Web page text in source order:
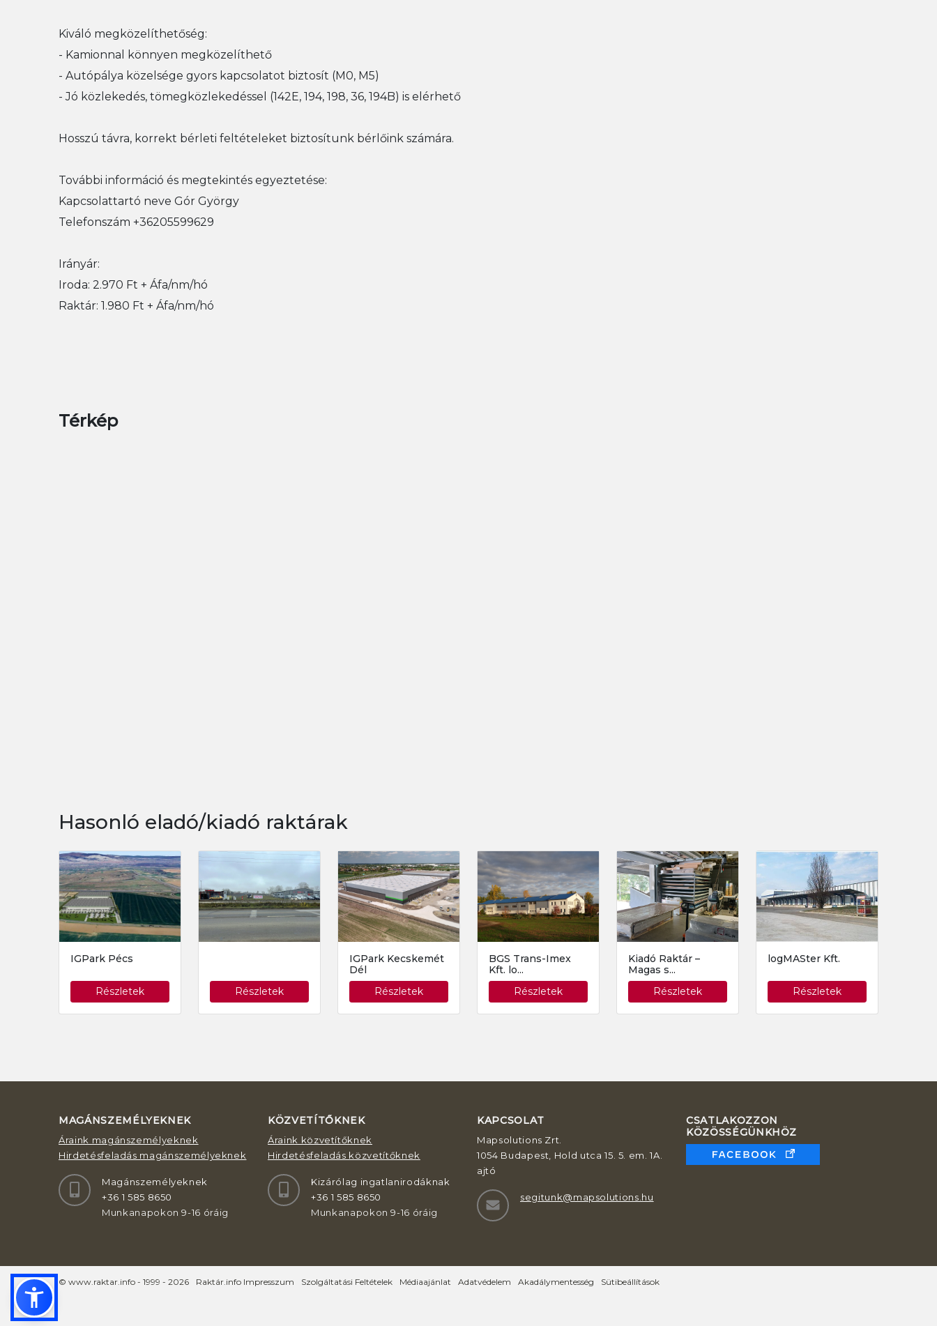
Kiváló megközelíthetőség:
- Kamionnal könnyen megközelíthető
- Autópálya közelsége gyors kapcsolatot biztosít (M0, M5)
- Jó közlekedés, tömegközlekedéssel (142E, 194, 198, 36, 194B) is elérhető
Hosszú távra, korrekt bérleti feltételeket biztosítunk bérlőink számára.
További információ és megtekintés egyeztetése:
Kapcsolattartó neve Gór György
Telefonszám +36205599629
Irányár:
Iroda: 2.970 Ft + Áfa/nm/hó
Raktár: 1.980 Ft + Áfa/nm/hó
Térkép
Hasonló eladó/kiadó raktárak
IGPark Pécs
Részletek Részletek
IGPark Kecskemét
Dél
Részletek
BGS Trans-Imex
Kft. lo...
Részletek
Kiadó Raktár –
Magas s...
Részletek
logMASter Kft.
Részletek
MAGÁNSZEMÉLYEKNEK
Áraink magánszemélyeknek
Hirdetésfeladás magánszemélyeknek
Magánszemélyeknek
+36 1 585 8650
Munkanapokon 9-16 óráig
KÖZVETÍTŐKNEK
Áraink közvetítőknek
Hirdetésfeladás közvetítőknek
Kizárólag ingatlanirodáknak
+36 1 585 8650
Munkanapokon 9-16 óráig
KAPCSOLAT
Mapsolutions Zrt.
1054 Budapest, Hold utca 15. 5. em. 1A.
ajtó
segitunk@mapsolutions.hu
CSATLAKOZZON
KÖZÖSSÉGÜNKHÖZ
© www.raktar.info - 1999 - 2026 Raktár.info Impresszum Szolgáltatási Feltételek Médiaajánlat Adatvédelem Akadálymentesség Sütibeállítások